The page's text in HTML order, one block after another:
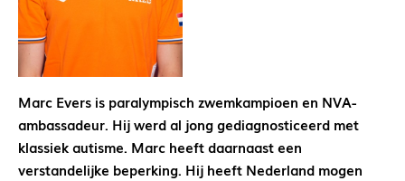
Marc Evers is paralympisch zwemkampioen en NVA-
ambassadeur. Hij werd al jong gediagnosticeerd met
klassiek autisme. Marc heeft daarnaast een
verstandelijke beperking. Hij heeft Nederland mogen